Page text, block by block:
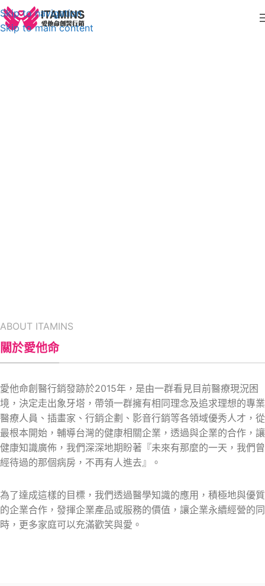
Skip to navigation
Skip to main content
ABOUT ITAMINS
關於愛他命
愛他命創醫行銷發跡於2015年，是由一群看見目前醫療現況困
境，決定走出象牙塔，帶領一群擁有相同理念及追求理想的專業
醫療人員、插畫家、行銷企劃、影音行銷等各領域優秀人才，從
最根本開始，輔導台灣的健康相關企業，透過與企業的合作，讓
健康知識廣佈，我們深深地期盼著『未來有那麼的一天，我們曾
經待過的那個病房，不再有人進去』。
為了達成這樣的目標，我們透過醫學知識的應用，積極地與優質
的企業合作，發揮企業產品或服務的價值，讓企業永續經營的同
時，更多家庭可以充滿歡笑與愛。